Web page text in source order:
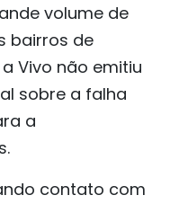
volume de
bairros de
Vivo não emitiu
sobre a falha
a
contato com